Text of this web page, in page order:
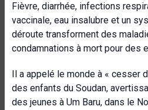
Fièvre, diarrhée, infections
vaccinale, eau insalubre et un
déroute transforment des
condamnations à mort pour des
Il a appelé le monde à « cesser
des enfants du Soudan,
des jeunes à Um Baru, dans le